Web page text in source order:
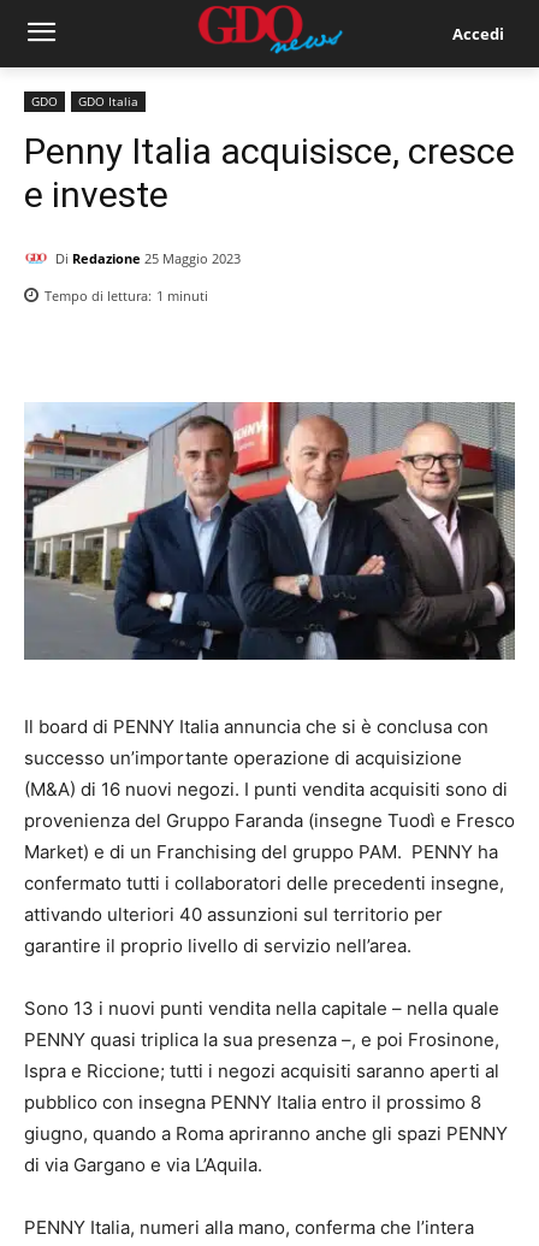
Accedi
GDO GDO Italia
Penny Italia acquisisce, cresce
e investe
Di Redazione 25 Maggio 2023
Tempo di lettura: 1 minuti
Il board di PENNY Italia annuncia che si è conclusa con
successo un’importante operazione di acquisizione
(M&A) di 16 nuovi negozi. I punti vendita acquisiti sono di
provenienza del Gruppo Faranda (insegne Tuodì e Fresco
Market) e di un Franchising del gruppo PAM. PENNY ha
confermato tutti i collaboratori delle precedenti insegne,
attivando ulteriori 40 assunzioni sul territorio per
garantire il proprio livello di servizio nell’area.
Sono 13 i nuovi punti vendita nella capitale – nella quale
PENNY quasi triplica la sua presenza –, e poi Frosinone,
Ispra e Riccione; tutti i negozi acquisiti saranno aperti al
pubblico con insegna PENNY Italia entro il prossimo 8
giugno, quando a Roma apriranno anche gli spazi PENNY
di via Gargano e via L’Aquila.
PENNY Italia, numeri alla mano, conferma che l’intera